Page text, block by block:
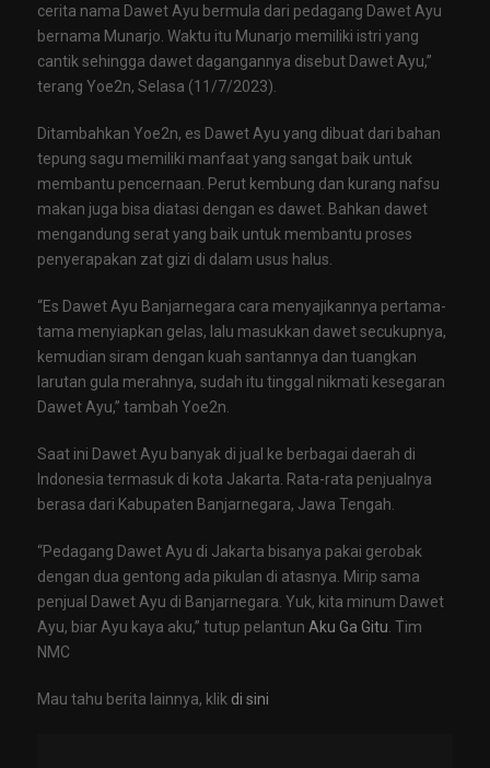
cerita nama Dawet Ayu bermula dari pedagang Dawet Ayu
bernama Munarjo. Waktu itu Munarjo memiliki istri yang
cantik sehingga dawet dagangannya disebut Dawet Ayu,”
terang Yoe2n, Selasa (11/7/2023).
Ditambahkan Yoe2n, es Dawet Ayu yang dibuat dari bahan
tepung sagu memiliki manfaat yang sangat baik untuk
membantu pencernaan. Perut kembung dan kurang nafsu
makan juga bisa diatasi dengan es dawet. Bahkan dawet
mengandung serat yang baik untuk membantu proses
penyerapakan zat gizi di dalam usus halus.
“Es Dawet Ayu Banjarnegara cara menyajikannya pertama-
tama menyiapkan gelas, lalu masukkan dawet secukupnya,
kemudian siram dengan kuah santannya dan tuangkan
larutan gula merahnya, sudah itu tinggal nikmati kesegaran
Dawet Ayu,” tambah Yoe2n.
Saat ini Dawet Ayu banyak di jual ke berbagai daerah di
Indonesia termasuk di kota Jakarta. Rata-rata penjualnya
berasa dari Kabupaten Banjarnegara, Jawa Tengah.
“Pedagang Dawet Ayu di Jakarta bisanya pakai gerobak
dengan dua gentong ada pikulan di atasnya. Mirip sama
penjual Dawet Ayu di Banjarnegara. Yuk, kita minum Dawet
Ayu, biar Ayu kaya aku,” tutup pelantun Aku Ga Gitu . Tim
NMC
Mau tahu berita lainnya, klik di sini